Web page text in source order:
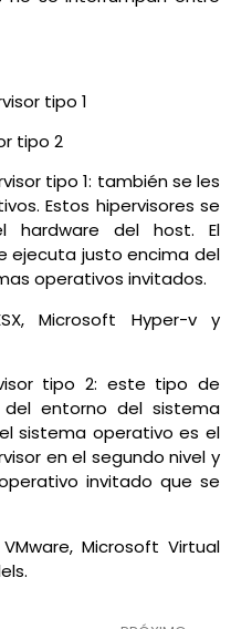
tipo 1
tipo 2
tipo 1: también se les
Estos hipervisores se
hardware del host. El
ejecuta justo encima del
operativos invitados.
Microsoft Hyper-v y
tipo 2: este tipo de
entorno del sistema
sistema operativo es el
en el segundo nivel y
invitado que se
Microsoft Virtual